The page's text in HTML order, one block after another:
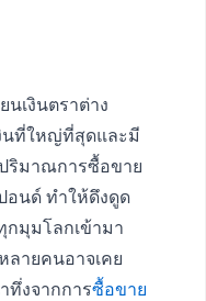
นเงินตราต่าง
นที่ใหญ่ที่สุดและมี
ริมาณการซื้อขาย
อนด์ ทำให้ดึงดูด
กมุมโลกเข้ามา
ลายคนอาจเคย
ทึ่งจากการซื้อขาย